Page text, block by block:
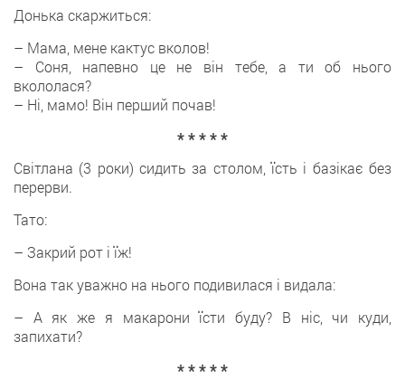
Донька скаржиться:
– Мама, мене кактус вколов!
– Соня, напевно це не він тебе, а ти об нього
вкололася?
– Ні, мамо! Він перший почав!
* * * * *
Світлана (3 роки) сидить за столом, їсть і базікає без
перерви.
Тато:
– Закрий рот і їж!
Вона так уважно на нього подивилася і видала:
– А як же я макарони їсти буду? В ніс, чи куди,
запихати?
* * * * *